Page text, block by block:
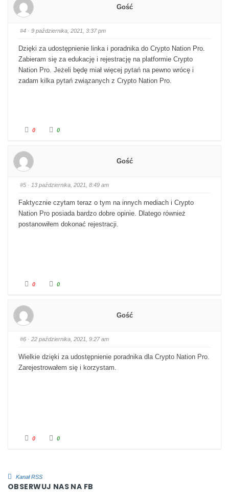
Gość
#4 · 9 października, 2021, 3:37 pm
Dzięki za udostępnienie linka i poradnika do Crypto Nation Pro.
Zabieram się za edukację i rejestrację na platformie Crypto
Nation Pro. Jeżeli będę miał więcej pytań na pewno wrócę i
zadam kilka pytań związanych z Crypto Nation Pro.
Kliknij dla kciuka w dół.
0 Kliknij dla kciuka w górę.
0
Gość
#5 · 13 października, 2021, 8:49 am
Faktycznie czytam teraz o tym na innych mediach i Crypto
Nation Pro posiada bardzo dobre opinie. Dlatego również
postanowiłem dokonać rejestracji.
Kliknij dla kciuka w dół.
0 Kliknij dla kciuka w górę.
0
Gość
#6 · 22 października, 2021, 9:27 am
Wielkie dzięki za udostępnienie poradnika dla Crypto Nation Pro.
Zarejestrowałem się i korzystam.
Kliknij dla kciuka w dół.
0 Kliknij dla kciuka w górę.
0
Kanał RSS
OBSERWUJ NAS NA FB